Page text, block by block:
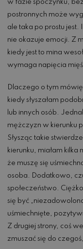
w fazie spoczynku,
postronnych może
ale taka po prostu
nie okazuje emocji. Z
kiedy jest to mina
wymaga napięcia
Dlaczego o tym
kiedy słyszałam
lub innych osób.
mężczyzn w kierunku
Słysząc takie
kierunku, miałam kilka
że muszę się
osoba. Dodatkowo,
społeczeństwo.
się być
uśmiechnięte,
Z drugiej strony, coś
zmuszać się do